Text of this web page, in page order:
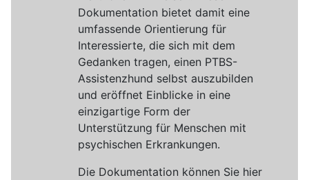
Dokumentation bietet damit eine
umfassende Orientierung für
Interessierte, die sich mit dem
Gedanken tragen, einen PTBS-
Assistenzhund selbst auszubilden
und eröffnet Einblicke in eine
einzigartige Form der
Unterstützung für Menschen mit
psychischen Erkrankungen.
Die Dokumentation können Sie hier